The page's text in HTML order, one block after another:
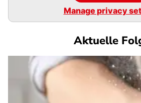
Manage privacy
Aktuelle